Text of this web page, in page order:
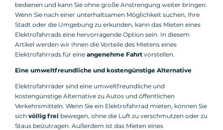
bedienen und kann Sie ohne große Anstrengung weiter bringen.
Wenn Sie nach einer unterhaltsamen Möglichkeit suchen, Ihre
Stadt oder die Umgebung zu erkunden, kann das Mieten eines
Elektrofahrrads eine hervorragende Option sein. In diesem
Artikel werden wir Ihnen die Vorteile des Mietens eines
Elektrofahrrads für eine angenehme Fahrt vorstellen.
Eine umweltfreundliche und kostengünstige Alternative
Elektrofahrräder sind eine umweltfreundliche und
kostengünstige Alternative zu Autos und öffentlichen
Verkehrsmitteln. Wenn Sie ein Elektrofahrrad mieten, können Sie
sich völlig frei bewegen, ohne die Luft zu verschmutzen oder zu
Staus beizutragen. Außerdem ist das Mieten eines